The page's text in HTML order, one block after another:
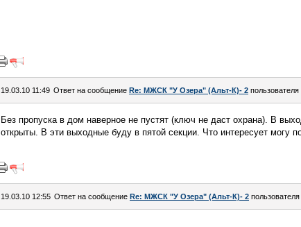
19.03.10 11:49 Ответ на сообщение Re: МЖСК "У Озера" (Альт-К)- 2 пользователя
Без пропуска в дом наверное не пустят (ключ не даст охрана). В
открыты. В эти выходные буду в пятой секции. Что интересует могу
19.03.10 12:55 Ответ на сообщение Re: МЖСК "У Озера" (Альт-К)- 2 пользователя